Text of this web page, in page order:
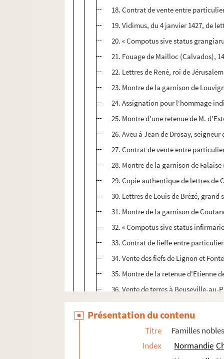
18. Contrat de vente entre
19. Vidimus, du 4 janvier 1427, de
20. « Compotus sive status
21. Fouage de Mailloc (Calvados),
22. Lettres de René, roi de
23. Montre de la garnison de
24. Assignation pour l'hommage
25. Montre d'une retenue de M.
26. Aveu à Jean de Drosay,
27. Contrat de vente entre
28. Montre de la garnison de Falaise
29. Copie authentique de lettres de
30. Lettres de Louis de Brézé,
31. Montre de la garnison de
32. « Compotus sive status
33. Contrat de fieffe entre
34. Vente des fiefs de Lignon et
35. Montre de la retenue d'Etienne
36. Vente de terres à Beuseville-
37. Compte des aides pour la
38. Fouage du Teil (Manche), 1545
39. Fouage du Mesnil-Opac(idem),
40. Fouage de Morgny (Seine-
Présentation du contenu
Titre
Familles
Index
Normandie